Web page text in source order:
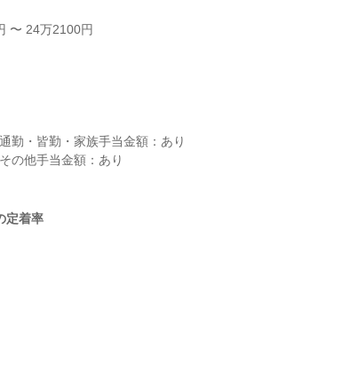
〜 24万2100円
勤・皆勤・家族手当金額：あり
の他手当金額：あり
定着率